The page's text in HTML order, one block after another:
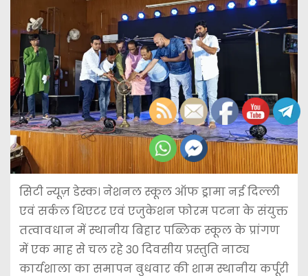
सिटी न्यूज़ डेस्क। नेशनल स्कूल ऑफ ड्रामा नई दिल्ली
एवं सर्कल थिएटर एवं एजुकेशन फोरम पटना के संयुक्त
तत्वावधान में स्थानीय बिहार पब्लिक स्कूल के प्रांगण
में एक माह से चल रहे 30 दिवसीय प्रस्तुति नाट्य
कार्यशाला का समापन बुधवार की शाम स्थानीय कर्पूरी